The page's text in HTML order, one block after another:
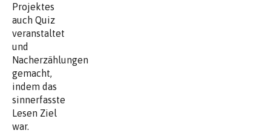
Projektes
auch Quiz
veranstaltet
und
Nacherzählungen
gemacht,
indem das
sinnerfasste
Lesen Ziel
war.